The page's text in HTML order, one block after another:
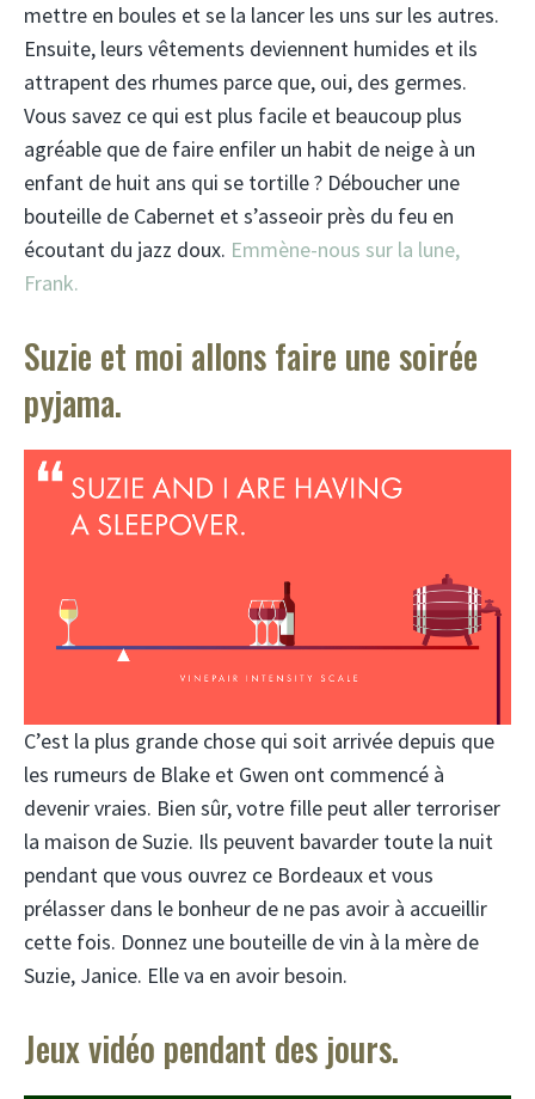
mettre en boules et se la lancer les uns sur les autres.
Ensuite, leurs vêtements deviennent humides et ils
attrapent des rhumes parce que, oui, des germes.
Vous savez ce qui est plus facile et beaucoup plus
agréable que de faire enfiler un habit de neige à un
enfant de huit ans qui se tortille ? Déboucher une
bouteille de Cabernet et s’asseoir près du feu en
écoutant du jazz doux. Emmène-nous sur la lune,
Frank.
Suzie et moi allons faire une soirée
pyjama.
C’est la plus grande chose qui soit arrivée depuis que
les rumeurs de Blake et Gwen ont commencé à
devenir vraies. Bien sûr, votre fille peut aller terroriser
la maison de Suzie. Ils peuvent bavarder toute la nuit
pendant que vous ouvrez ce Bordeaux et vous
prélasser dans le bonheur de ne pas avoir à accueillir
cette fois. Donnez une bouteille de vin à la mère de
Suzie, Janice. Elle va en avoir besoin.
Jeux vidéo pendant des jours.